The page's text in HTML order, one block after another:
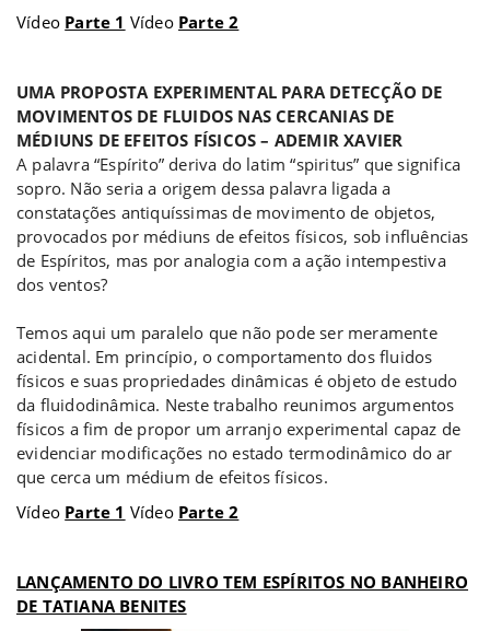
Vídeo Parte 1 Vídeo Parte 2
UMA PROPOSTA EXPERIMENTAL PARA DETECÇÃO DE
MOVIMENTOS DE FLUIDOS NAS CERCANIAS DE
MÉDIUNS DE EFEITOS FÍSICOS – ADEMIR XAVIER
A palavra “Espírito” deriva do latim “spiritus” que significa
sopro. Não seria a origem dessa palavra ligada a
constatações antiquíssimas de movimento de objetos,
provocados por médiuns de efeitos físicos, sob influências
de Espíritos, mas por analogia com a ação intempestiva
dos ventos?
Temos aqui um paralelo que não pode ser meramente
acidental. Em princípio, o comportamento dos fluidos
físicos e suas propriedades dinâmicas é objeto de estudo
da fluidodinâmica. Neste trabalho reunimos argumentos
físicos a fim de propor um arranjo experimental capaz de
evidenciar modificações no estado termodinâmico do ar
que cerca um médium de efeitos físicos.
Vídeo Parte 1 Vídeo Parte 2
LANÇAMENTO DO LIVRO TEM ESPÍRITOS NO BANHEIRO
DE TATIANA BENITES